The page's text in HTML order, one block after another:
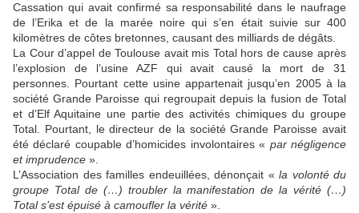
Cassation qui avait confirmé sa responsabilité dans le naufrage
de l’Erika et de la marée noire qui s’en était suivie sur 400
kilomètres de côtes bretonnes, causant des milliards de dégâts.
La Cour d’appel de Toulouse avait mis Total hors de cause après
l’explosion de l’usine AZF qui avait causé la mort de 31
personnes. Pourtant cette usine appartenait jusqu’en 2005 à la
société Grande Paroisse qui regroupait depuis la fusion de Total
et d’Elf Aquitaine une partie des activités chimiques du groupe
Total. Pourtant, le directeur de la société Grande Paroisse avait
été déclaré coupable d’homicides involontaires « par négligence
et imprudence ».
L’Association des familles endeuillées, dénonçait « la volonté du
groupe Total de (…) troubler la manifestation de la vérité (…)
Total s’est épuisé à camoufler la vérité ».